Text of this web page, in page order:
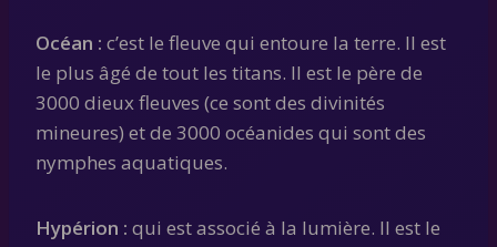
Océan : c’est le fleuve qui entoure la terre. Il est
le plus âgé de tout les titans. Il est le père de
3000 dieux fleuves (ce sont des divinités
mineures) et de 3000 océanides qui sont des
nymphes aquatiques.
Hypérion : qui est associé à la lumière. Il est le